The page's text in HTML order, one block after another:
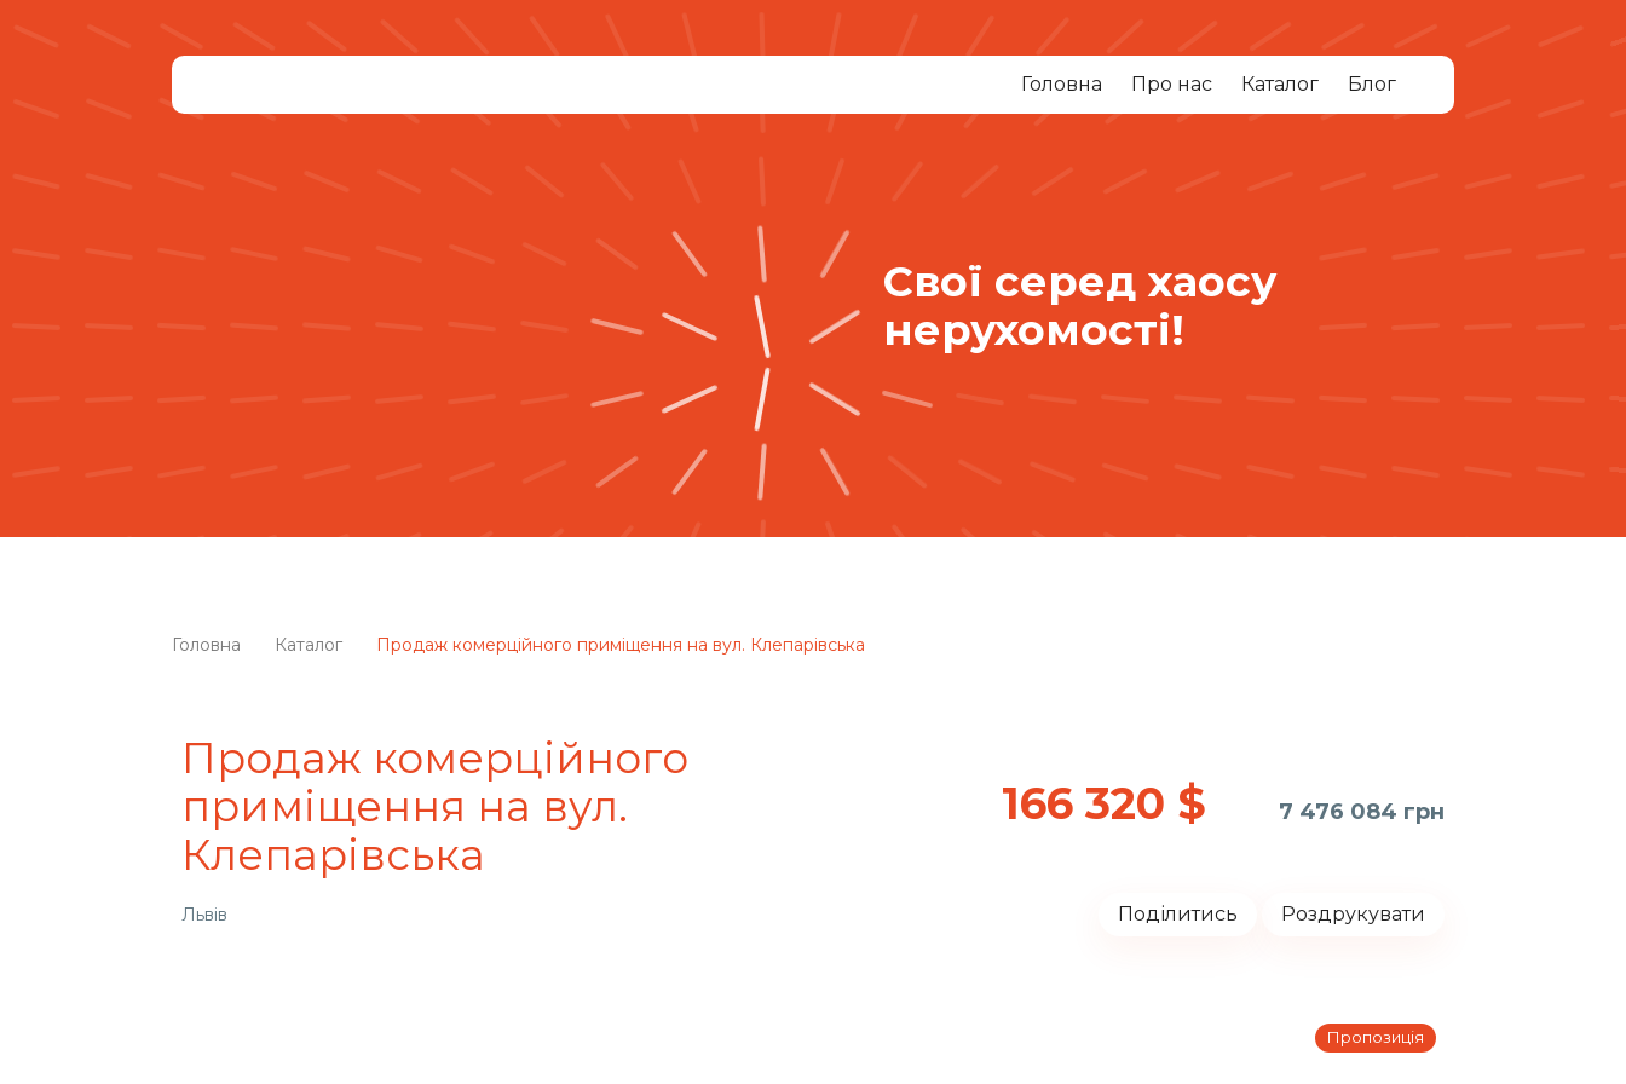
Головна Про нас Каталог Блог
Свої серед хаосу
нерухомості!
Головна Каталог Продаж комерційного приміщення на вул. Клепарівська
Продаж комерційного
приміщення на вул.
Клепарівська
166 320 $ 7 476 084 грн
Львів Поділитись Роздрукувати
Пропозиція